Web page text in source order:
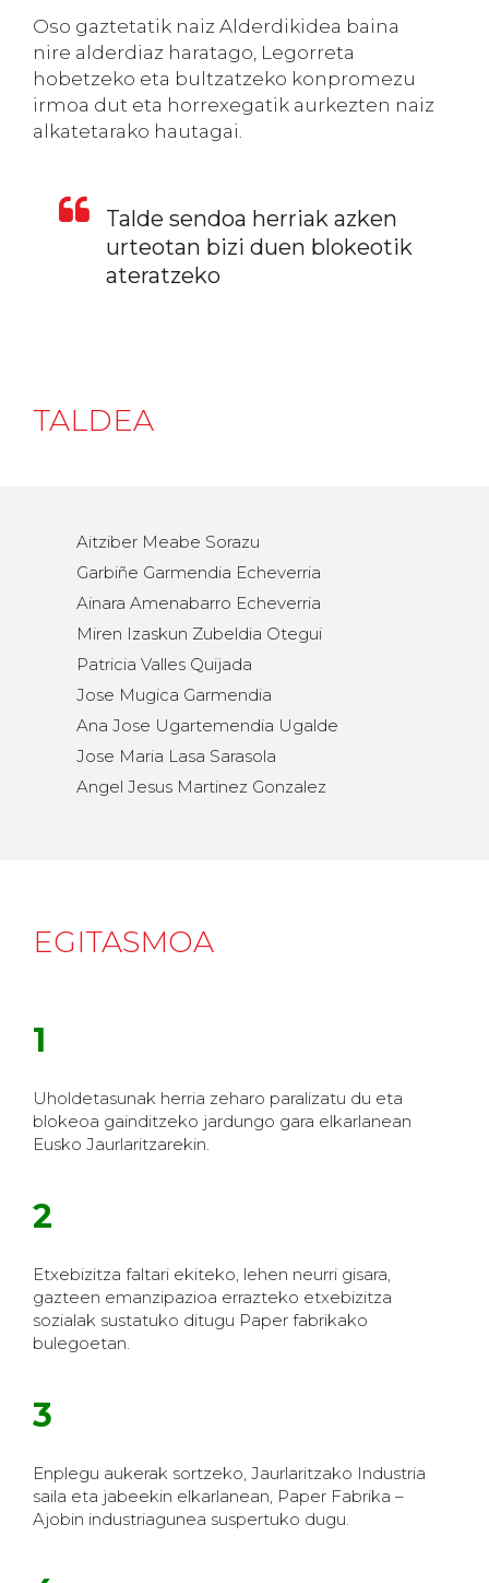
Oso gaztetatik naiz Alderdikidea baina
nire alderdiaz haratago, Legorreta
hobetzeko eta bultzatzeko konpromezu
irmoa dut eta horrexegatik aurkezten naiz
alkatetarako hautagai.
Talde sendoa herriak azken
urteotan bizi duen blokeotik
ateratzeko
TALDEA
Aitziber Meabe Sorazu
Garbiñe Garmendia Echeverria
Ainara Amenabarro Echeverria
Miren Izaskun Zubeldia Otegui
Patricia Valles Quijada
Jose Mugica Garmendia
Ana Jose Ugartemendia Ugalde
Jose Maria Lasa Sarasola
Angel Jesus Martinez Gonzalez
EGITASMOA
1
Uholdetasunak herria zeharo paralizatu du eta
blokeoa gainditzeko jardungo gara elkarlanean
Eusko Jaurlaritzarekin.
2
Etxebizitza faltari ekiteko, lehen neurri gisara,
gazteen emanzipazioa errazteko etxebizitza
sozialak sustatuko ditugu Paper fabrikako
bulegoetan.
3
Enplegu aukerak sortzeko, Jaurlaritzako Industria
saila eta jabeekin elkarlanean, Paper Fabrika –
Ajobin industriagunea suspertuko dugu.